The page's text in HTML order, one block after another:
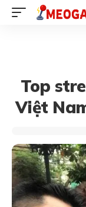
Top
Việt